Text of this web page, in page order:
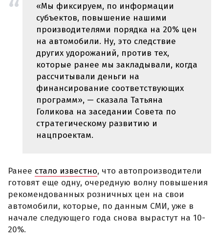
«Мы фиксируем, по информации
субъектов, повышение нашими
производителями порядка на 20% цен
на автомобили. Ну, это следствие
других удорожаний, против тех,
которые ранее мы закладывали, когда
рассчитывали деньги на
финансирование соответствующих
программ», — сказала Татьяна
Голикова на заседании Совета по
стратегическому развитию и
нацпроектам.
Ранее стало известно, что автопроизводители
готовят еще одну, очередную волну повышения
рекомендованных розничных цен на свои
автомобили, которые, по данным СМИ, уже в
начале следующего года снова вырастут на 10-
20%.